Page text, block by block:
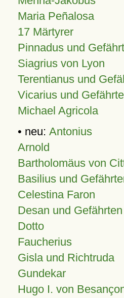
Maria Peñalosa
17 Märtyrer
Pinnadus und
Siagrius von Lyon
Terentianus und
Vicarius und
Michael Agricola
• neu: Antonius
Arnold
Bartholomäus von
Basilius und
Celestina Faron
Desan und Gefährten
Dotto
Faucherius
Gisla und Richtruda
Gundekar
Hugo I. von